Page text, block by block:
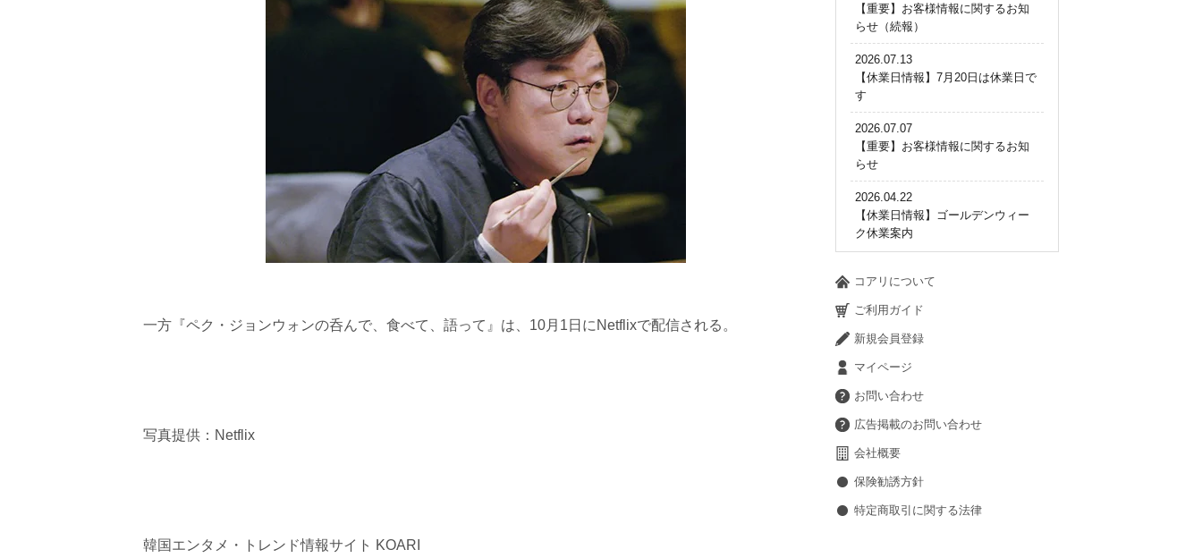
一方『ペク・ジョンウォンの呑んで、食べて、語って』は、10月1日にNetflixで配信される。
写真提供：Netflix
韓国エンタメ・トレンド情報サイト KOARI
【重要】お客様情報に関するお知
らせ（続報）
2026.07.13
【休業日情報】7月20日は休業日で
す
2026.07.07
【重要】お客様情報に関するお知
らせ
2026.04.22
【休業日情報】ゴールデンウィー
ク休業案内
コアリについて
ご利用ガイド
新規会員登録
マイページ
お問い合わせ
広告掲載のお問い合わせ
会社概要
保険勧誘方針
特定商取引に関する法律